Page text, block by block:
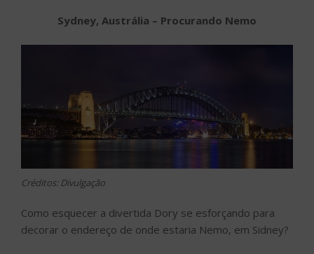
Sydney, Austrália – Procurando Nemo
Créditos: Divulgação
Como esquecer a divertida Dory se esforçando para
decorar o endereço de onde estaria Nemo, em Sidney?